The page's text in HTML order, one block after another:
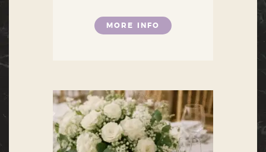
MORE INFO